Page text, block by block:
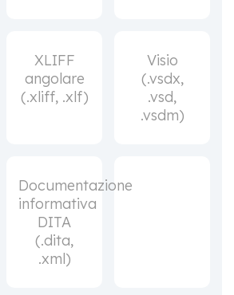
XLIFF
angolare
(.xliff, .xlf)
Visio
(.vsdx,
.vsd,
.vsdm)
Documentazione
informativa
DITA
(.dita,
.xml)